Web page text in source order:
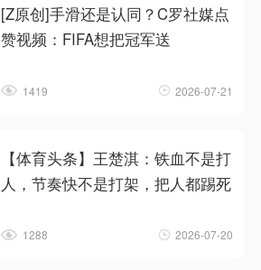
[Z原创]手滑还是认同？C罗社媒点
赞视频：FIFA想把冠军送
1419 2026-07-21
【体育头条】王楚淇：铁血不是打
人，节奏快不是打架，把人都踢死
1288 2026-07-20